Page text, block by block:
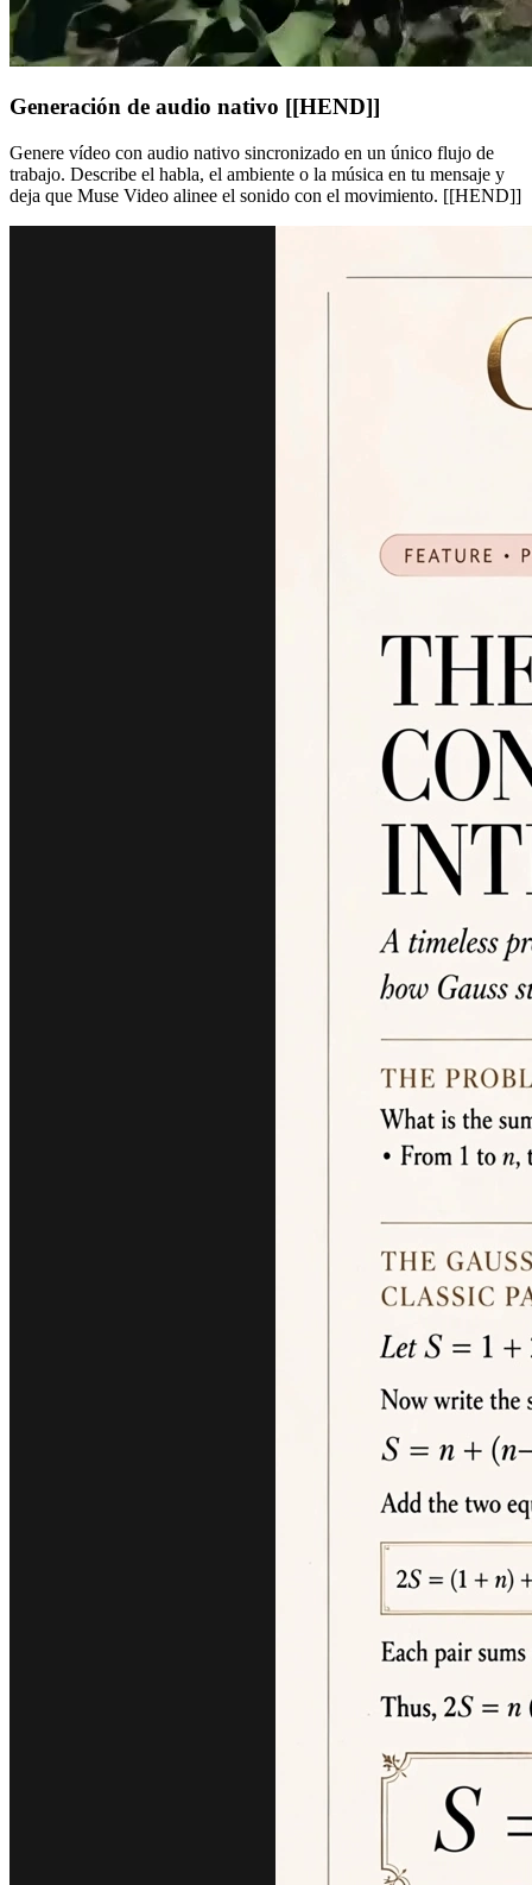
Generación de audio nativo [[HEND]]
Genere vídeo con audio nativo sincronizado en un único flujo de
trabajo. Describe el habla, el ambiente o la música en tu mensaje y
deja que Muse Video alinee el sonido con el movimiento. [[HEND]]